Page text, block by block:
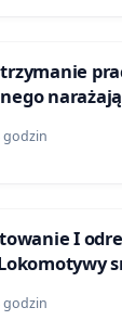
prawa
godzin
I
godzin